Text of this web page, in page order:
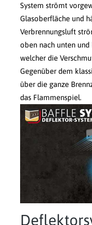
System strömt
Glasoberfläche und
Verbrennungsluft
oben nach unten
welcher die
Gegenüber dem
über die ganze
das Flammenspiel.